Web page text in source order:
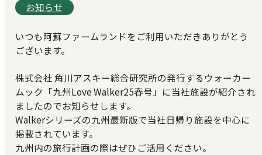
お知らせ
いつも阿蘇ファームランドをご利用いただきありがとう
ございます。
株式会社 角川アスキー総合研究所の発行するウォーカー
ムック「九州Love Walker25春号」に当社施設が紹介され
ましたのでお知らせします。
Walkerシリーズの九州最新版で当社日帰り施設を中心に
掲載されています。
九州内の旅行計画の際はぜひご活用ください。